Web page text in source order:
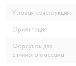
Угловая конструкция
Ориентация
Форсунок для
спинного массажа